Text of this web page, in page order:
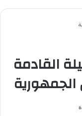
‏القادمة